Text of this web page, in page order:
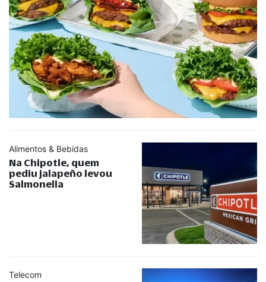
Alimentos & Bebidas
Na Chipotle, quem
pediu jalapeño levou
Salmonella
Telecom